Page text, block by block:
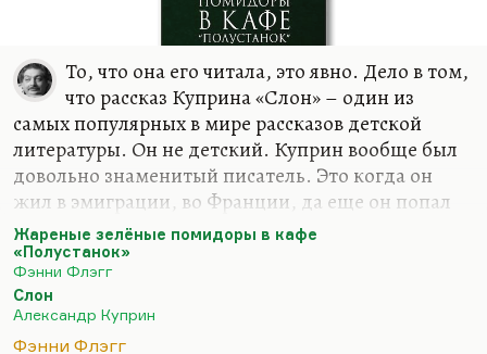
То, что она его читала, это явно. Дело в том,
что рассказ Куприна «Слон» – один из
самых популярных в мире рассказов детской
литературы. Он не детский. Куприн вообще был
довольно знаменитый писатель. Это когда он
жил в эмиграции, во Франции, да еще он попал
туда в послевоенные, послереволюционные
времена, когда вообще очень трудно было
выжить и напечататься, когда практически не
печатали своих-то писателей, а уж эмигрантов и
подавно. Но Куприн был очень знаменит: его
Жареные зелёные помидоры в кафе
«Полустанок»
Фэнни Флэгг
Слон
Александр Куприн
Фэнни Флэгг